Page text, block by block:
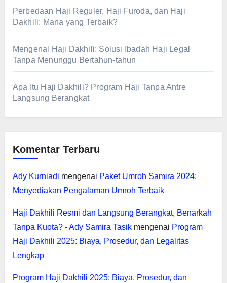
Perbedaan Haji Reguler, Haji Furoda, dan Haji
Dakhili: Mana yang Terbaik?
Mengenal Haji Dakhili: Solusi Ibadah Haji Legal
Tanpa Menunggu Bertahun-tahun
Apa Itu Haji Dakhili? Program Haji Tanpa Antre
Langsung Berangkat
Komentar Terbaru
Ady Kurniadi mengenai Paket Umroh Samira 2024:
Menyediakan Pengalaman Umroh Terbaik
Haji Dakhili Resmi dan Langsung Berangkat, Benarkah
Tanpa Kuota? - Ady Samira Tasikmengenai Program
Haji Dakhili 2025: Biaya, Prosedur, dan Legalitas
Lengkap
Program Haji Dakhili 2025: Biaya, Prosedur, dan